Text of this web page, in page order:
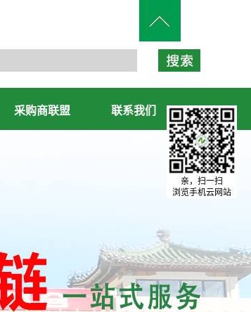
采购商联盟 联系我们
亲，扫一扫
浏览手机云网站